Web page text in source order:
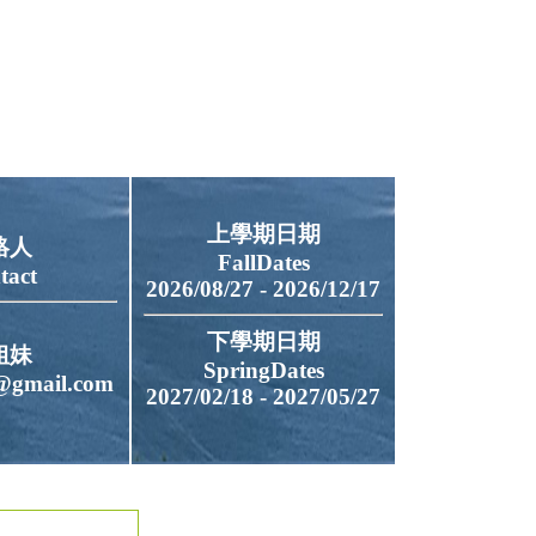
人
妹
上學期日期
FallDates
2026/08/27 - 2026/12/17
下學期日期
SpringDates
2027/02/18 - 2027/05/27